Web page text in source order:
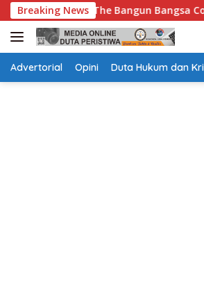
Langsung
ke
konten
Breaking News
Bangsa Conference 2026
Advertorial Opini Duta Hukum dan